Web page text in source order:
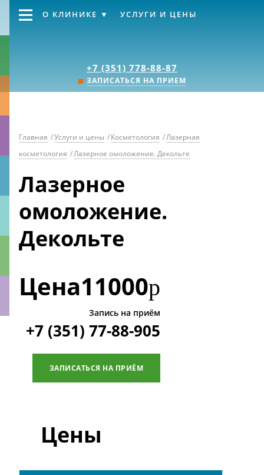
+7 (351) 778-88-87
ЗАПИСАТЬСЯ НА ПРИЕМ
О КЛИНИКЕ УСЛУГИ И ЦЕНЫ
Главная /Услуги и цены /Косметология /Лазерная
косметология /Лазерное омоложение. Декольте
Лазерное
омоложение.
Декольте
Цена11000р
Запись на приём
+7 (351) 77-88-905
ЗАПИСАТЬСЯ НА ПРИЁМ
Цены